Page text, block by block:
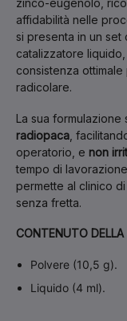
zinco-eugenolo,
affidabilità nelle
si presenta in un
catalizzatore
consistenza
radicolare.
La sua
radiopaca ,
operatorio, e non
tempo di
permette al clinico
senza fretta.
CONTENUTO DELLA
Polvere (10,5 g).
Liquido (4 ml).